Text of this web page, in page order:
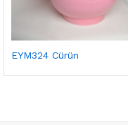
EYM324 Cürün